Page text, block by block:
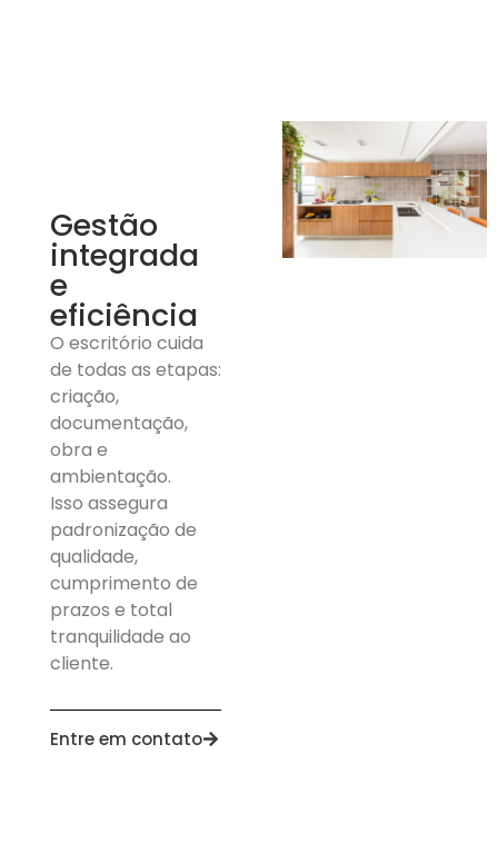
Gestão
integrada
e
eficiência
O escritório cuida
de todas as etapas:
criação,
documentação,
obra e
ambientação.
Isso assegura
padronização de
qualidade,
cumprimento de
prazos e total
tranquilidade ao
cliente.
Entre em contato